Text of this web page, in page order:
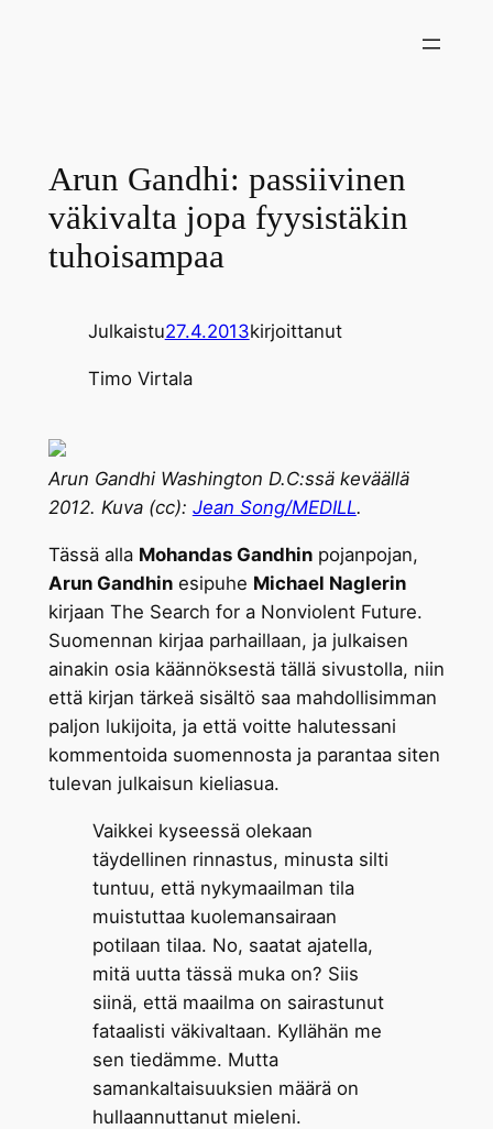
Arun Gandhi: passiivinen
väkivalta jopa fyysistäkin
tuhoisampaa
Julkaistu27.4.2013kirjoittanut
Timo Virtala
Arun Gandhi Washington D.C:ssä keväällä
2012. Kuva (cc): Jean Song/MEDILL.
Tässä alla Mohandas Gandhinpojanpojan,
Arun Gandhinesipuhe Michael Naglerin
kirjaan The Search for a Nonviolent Future.
Suomennan kirjaa parhaillaan, ja julkaisen
ainakin osia käännöksestä tällä sivustolla, niin
että kirjan tärkeä sisältö saa mahdollisimman
paljon lukijoita, ja että voitte halutessani
kommentoida suomennosta ja parantaa siten
tulevan julkaisun kieliasua.
Vaikkei kyseessä olekaan
täydellinen rinnastus, minusta silti
tuntuu, että nykymaailman tila
muistuttaa kuolemansairaan
potilaan tilaa. No, saatat ajatella,
mitä uutta tässä muka on? Siis
siinä, että maailma on sairastunut
fataalisti väkivaltaan. Kyllähän me
sen tiedämme. Mutta
samankaltaisuuksien määrä on
hullaannuttanut mieleni.